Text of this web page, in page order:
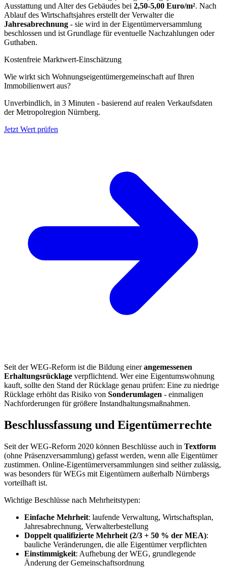
Ausstattung und Alter des Gebäudes bei 2,50-5,00 Euro/m². Nach
Ablauf des Wirtschaftsjahres erstellt der Verwalter die
Jahresabrechnung - sie wird in der Eigentümerversammlung
beschlossen und ist Grundlage für eventuelle Nachzahlungen oder
Guthaben.
Kostenfreie Marktwert-Einschätzung
Wie wirkt sich Wohnungseigentümergemeinschaft auf Ihren
Immobilienwert aus?
Unverbindlich, in 3 Minuten - basierend auf realen Verkaufsdaten
der Metropolregion Nürnberg.
Jetzt Wert prüfen
Seit der WEG-Reform ist die Bildung einerangemessenen
Erhaltungsrücklage verpflichtend. Wer eine Eigentumswohnung
kauft, sollte den Stand der Rücklage genau prüfen: Eine zu niedrige
Rücklage erhöht das Risiko von Sonderumlagen - einmaligen
Nachforderungen für größere Instandhaltungsmaßnahmen.
Beschlussfassung und Eigentümerrechte
Seit der WEG-Reform 2020 können Beschlüsse auch in Textform
(ohne Präsenzversammlung) gefasst werden, wenn alle Eigentümer
zustimmen. Online-Eigentümerversammlungen sind seither zulässig,
was besonders für WEGs mit Eigentümern außerhalb Nürnbergs
vorteilhaft ist.
Wichtige Beschlüsse nach Mehrheitstypen:
Einfache Mehrheit: laufende Verwaltung, Wirtschaftsplan,
Jahresabrechnung, Verwalterbestellung
Doppelt qualifizierte Mehrheit (2/3 + 50 % der MEA):
bauliche Veränderungen, die alle Eigentümer verpflichten
Einstimmigkeit: Aufhebung der WEG, grundlegende
Änderung der Gemeinschaftsordnung